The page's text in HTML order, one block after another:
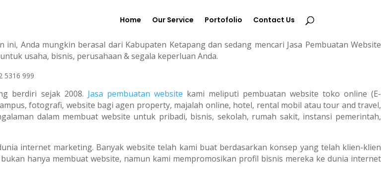
Home Our Service Portofolio Contact Us
ini, Anda mungkin berasal dari Kabupaten Ketapang dan sedang mencari Jasa Pembuatan Website
usaha, bisnis, perusahaan & segala keperluan Anda.
berdiri sejak 2008. Jasa pembuatan website kami meliputi pembuatan website toko online (E-
fotografi, website bagi agen property, majalah online, hotel, rental mobil atau tour and travel,
dalam membuat website untuk pribadi, bisnis, sekolah, rumah sakit, instansi pemerintah,
internet marketing. Banyak website telah kami buat berdasarkan konsep yang telah klien-klien
hanya membuat website, namun kami mempromosikan profil bisnis mereka ke dunia internet